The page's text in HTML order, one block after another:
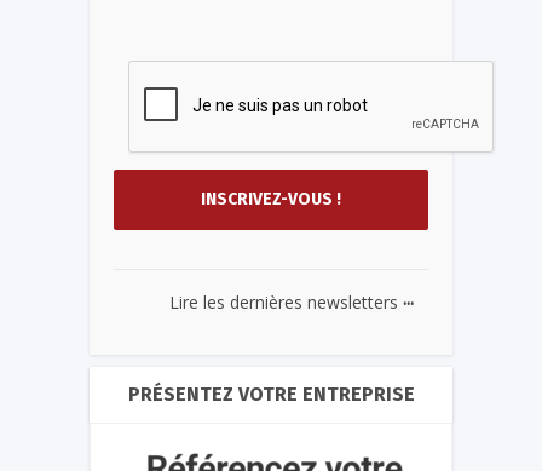
Lire les dernières newsletters ...
PRÉSENTEZ VOTRE ENTREPRISE